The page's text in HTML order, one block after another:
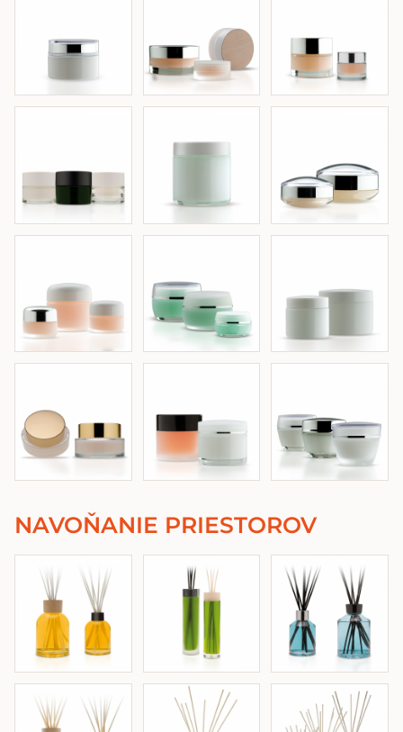
NAVOŇANIE PRIESTOROV